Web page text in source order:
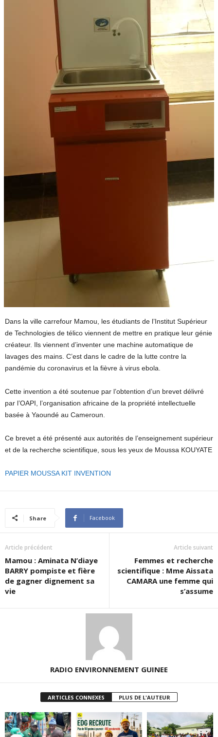
Dans la ville carrefour Mamou, les étudiants de l’Institut Supérieur
de Technologies de télico viennent de mettre en pratique leur génie
créateur. Ils viennent d’inventer une machine automatique de
lavages des mains. C’est dans le cadre de la lutte contre la
pandémie du coronavirus et la fièvre à virus ebola.
Cette invention a été soutenue par l’obtention d’un brevet délivré
par l’OAPI, l’organisation africaine de la propriété intellectuelle
basée à Yaoundé au Cameroun.
Ce brevet a été présenté aux autorités de l’enseignement supérieur
et de la recherche scientifique, sous les yeux de Moussa KOUYATE
PAPIER MOUSSA KIT INVENTION
Share Facebook
Article précédent
Mamou : Aminata N’diaye
BARRY pompiste et fière
de gagner dignement sa
vie
Article suivant
Femmes et recherche
scientifique : Mme Aissata
CAMARA une femme qui
s’assume
RADIO ENVIRONNEMENT GUINEE
ARTICLES CONNEXES PLUS DE L'AUTEUR